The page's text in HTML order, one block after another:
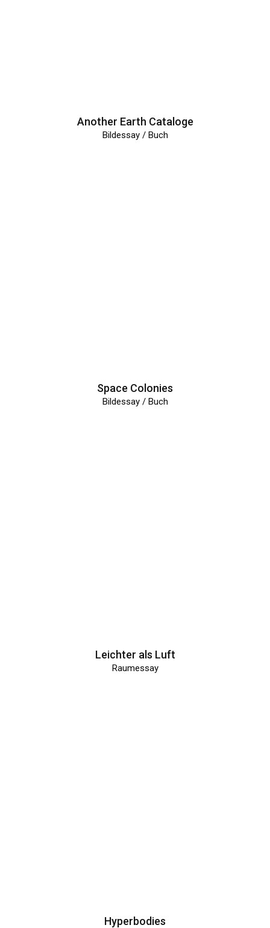
Another Earth Cataloge
Bildessay / Buch
Space Colonies
Bildessay / Buch
Leichter als Luft
Raumessay
Hyperbodies